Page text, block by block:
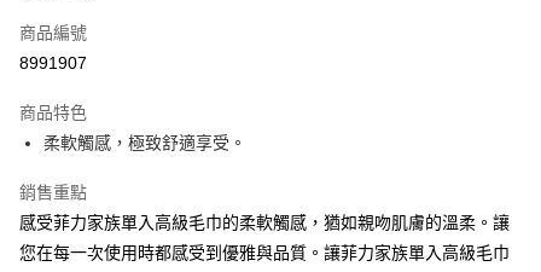
Apple Pay
悠遊付
AFTEE先享後付
相關說明
商品編號
8991907
商品特色
柔軟觸感，極致舒適享受。
銷售重點
感受菲力家族單入高級毛巾的柔軟觸感，猶如親吻肌膚的溫柔。讓
您在每一次使用時都感受到優雅與品質。讓菲力家族單入高級毛巾